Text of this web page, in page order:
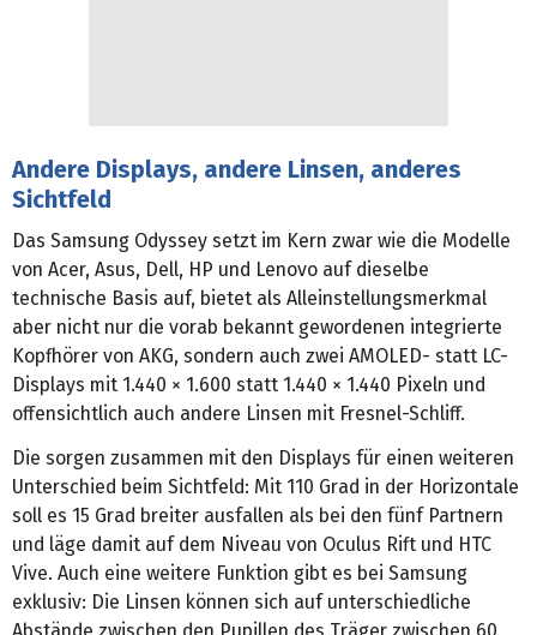
Andere Displays, andere Linsen, anderes
Sichtfeld
Das Samsung Odyssey setzt im Kern zwar wie die Modelle
von Acer, Asus, Dell, HP und Lenovo auf dieselbe
technische Basis auf, bietet als Alleinstellungsmerkmal
aber nicht nur die vorab bekannt gewordenen integrierte
Kopfhörer von AKG, sondern auch zwei AMOLED- statt LC-
Displays mit 1.440 × 1.600 statt 1.440 × 1.440 Pixeln und
offensichtlich auch andere Linsen mit Fresnel-Schliff.
Die sorgen zusammen mit den Displays für einen weiteren
Unterschied beim Sichtfeld: Mit 110 Grad in der Horizontale
soll es 15 Grad breiter ausfallen als bei den fünf Partnern
und läge damit auf dem Niveau von Oculus Rift und HTC
Vive. Auch eine weitere Funktion gibt es bei Samsung
exklusiv: Die Linsen können sich auf unterschiedliche